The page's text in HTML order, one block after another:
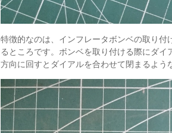
特徴的なのは、インフレータボンベの取り
るところです。ボンベを取り付ける際にダ
方向に回すとダイアルを合わせて閉まるよう